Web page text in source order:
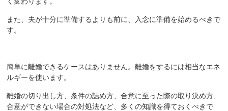
また、夫が十分に準備するよりも前に、入念に準備を始めるべきで
す。
簡単に離婚できるケースはありません。離婚をするには相当なエネ
ルギーを使います。
離婚の切り出し方、条件の詰め方、合意に至った際の取り決め方、
合意ができない場合の対処法など、多くの知識を得ておくべきで